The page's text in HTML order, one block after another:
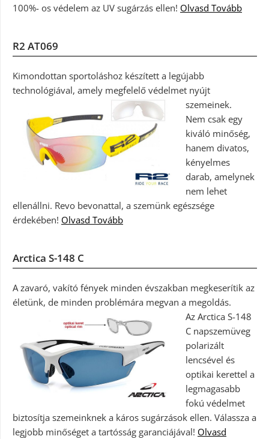
100%- os védelem az UV sugárzás ellen! Olvasd Tovább
R2 AT069
Kimondottan sportoláshoz készített a legújabb
technológiával, amely megfelelő védelmet nyújt
szemeinek.
Nem csak egy
kiváló minőség,
hanem divatos,
kényelmes
darab, amelynek
nem lehet
ellenállni. Revo bevonattal, a szemünk egészsége
érdekében! Olvasd Tovább
Arctica S-148 C
A zavaró, vakító fények minden évszakban megkeserítik az
életünk, de minden problémára megvan a megoldás.
Az Arctica S-148
C napszemüveg
polarizált
lencsével és
optikai kerettel a
legmagasabb
fokú védelmet
biztosítja szemeinknek a káros sugárzások ellen. Válassza a
legjobb minőséget a tartósság garanciájával! Olvasd